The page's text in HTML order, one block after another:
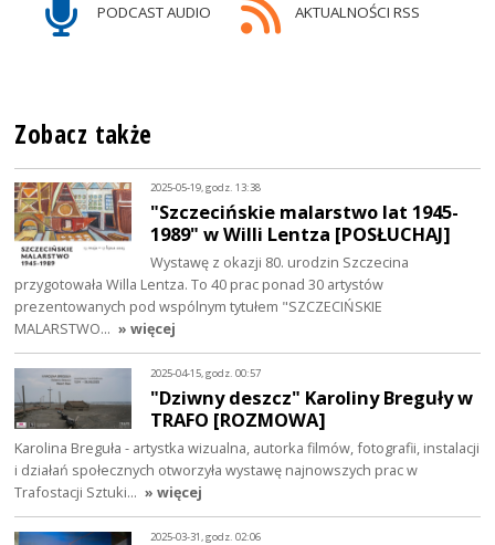
PODCAST AUDIO AKTUALNOŚCI RSS
Zobacz także
2025-05-19, godz. 13:38
"Szczecińskie malarstwo lat 1945-
1989" w Willi Lentza [POSŁUCHAJ]
Wystawę z okazji 80. urodzin Szczecina
przygotowała Willa Lentza. To 40 prac ponad 30 artystów
prezentowanych pod wspólnym tytułem "SZCZECIŃSKIE
MALARSTWO… » więcej
2025-04-15, godz. 00:57
"Dziwny deszcz" Karoliny Breguły w
TRAFO [ROZMOWA]
Karolina Breguła - artystka wizualna, autorka filmów, fotografii, instalacji
i działań społecznych otworzyła wystawę najnowszych prac w
Trafostacji Sztuki… » więcej
2025-03-31, godz. 02:06